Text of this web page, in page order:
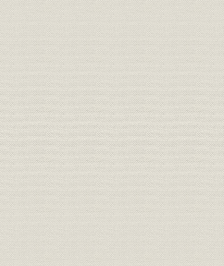
社歌 阿波銀行 行歌
経営 藍商繁栄見立
沿革 沿革系統図 明治10年
財務・業績 主要勘定の推移 明治29年
定款 株式会社阿波商業銀行 定款
定款 株式会社阿波銀行 定款 平成8年6
役員 歴代役員在任一覧 明治29年~
財務・業績 資本金の推移
明治29年6
30日現在
株式 株主数の推移
明治29年
31日
株式 大株主 平成8年9